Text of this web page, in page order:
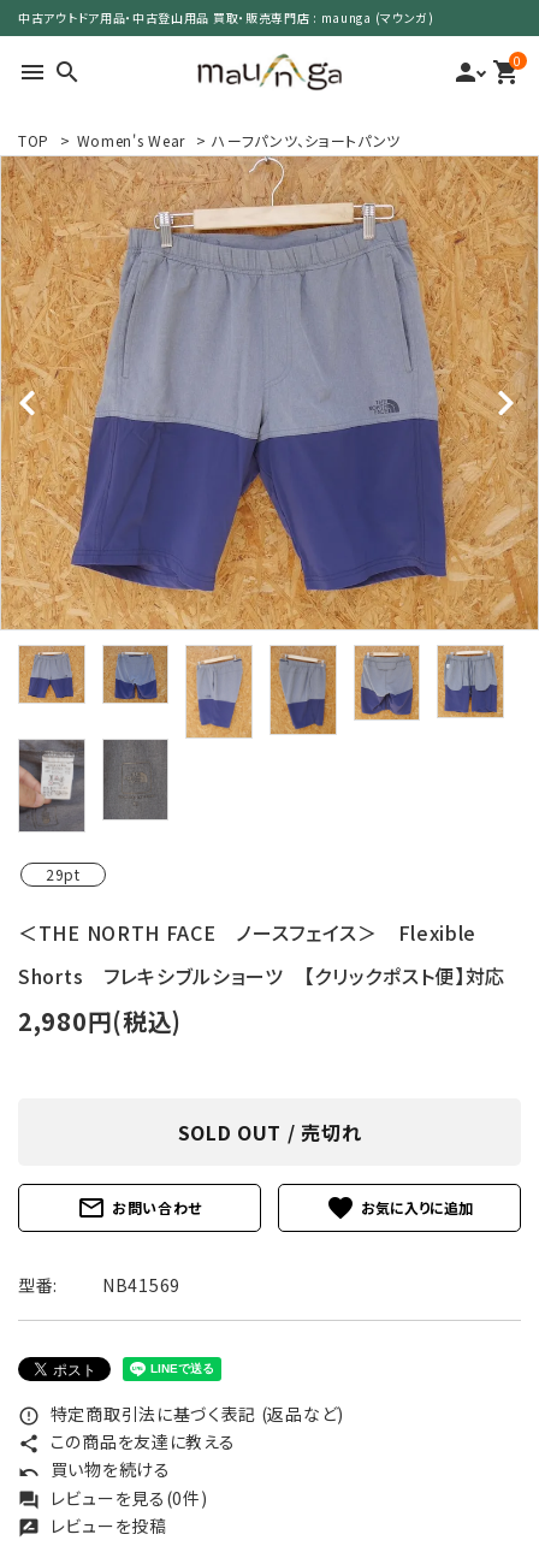
中古アウトドア用品・中古登山用品 買取・販売専門店 : maunga (マウンガ)
menu search person 0
shopping_cart
search
カテゴリーで選ぶ
サイズで選ぶ
特集で選ぶ
価格で選ぶ
買取案内
レンタル・修理
店舗情報
POLICY
ACCOUNT MENU
ようこそ ゲスト 様
meeting_room ログイン
TOP > Women's Wear > ハーフパンツ、ショートパンツ
29pt
＜THE NORTH FACE ノースフェイス＞ Flexible
Shorts フレキシブルショーツ 【クリックポスト便】対応
2,980円(税込)
SOLD OUT / 売切れ
mail_outline お問い合わせ favorite
型番: NB41569
error_outline 特定商取引法に基づく表記 (返品など)
share この商品を友達に教える
undo 買い物を続ける
forum レビューを見る(0件)
rate_review レビューを投稿